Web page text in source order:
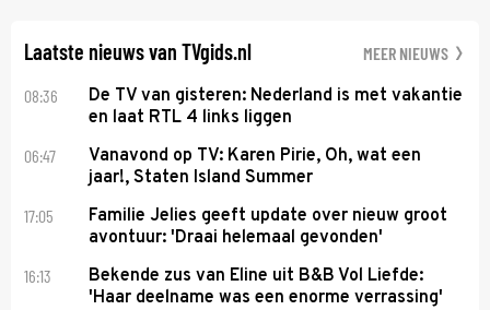
Laatste nieuws van TVgids.nl MEER NIEUWS
08:36
De TV van gisteren: Nederland is met vakantie
en laat RTL 4 links liggen
06:47
Vanavond op TV: Karen Pirie, Oh, wat een
jaar!, Staten Island Summer
17:05
Familie Jelies geeft update over nieuw groot
avontuur: 'Draai helemaal gevonden'
16:13
Bekende zus van Eline uit B&B Vol Liefde:
'Haar deelname was een enorme verrassing'